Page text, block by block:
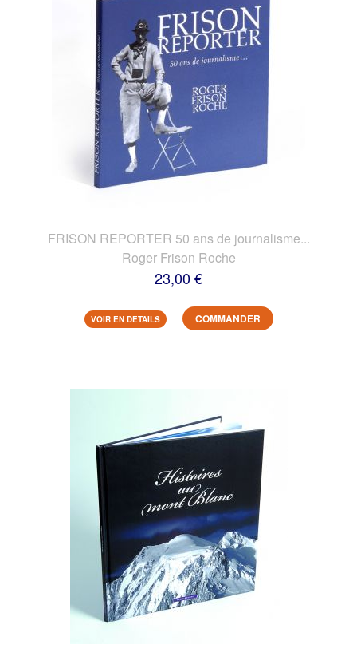
FRISON REPORTER 50 ans de journalisme...
Roger Frison Roche
23,00 €
VOIR EN DETAILS COMMANDER